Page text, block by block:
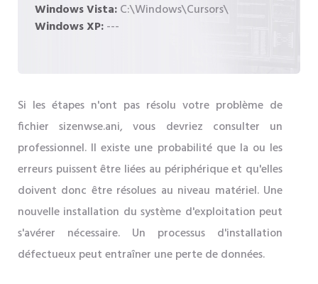
Windows Vista:C:\Windows\Cursors\
Windows XP:---
Si les étapes n'ont pas résolu votre problème de
fichier sizenwse.ani, vous devriez consulter un
professionnel. Il existe une probabilité que la ou les
erreurs puissent être liées au périphérique et qu'elles
doivent donc être résolues au niveau matériel. Une
nouvelle installation du système d'exploitation peut
s'avérer nécessaire. Un processus d'installation
défectueux peut entraîner une perte de données.